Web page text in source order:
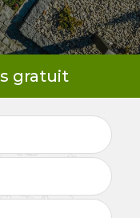
gratuit